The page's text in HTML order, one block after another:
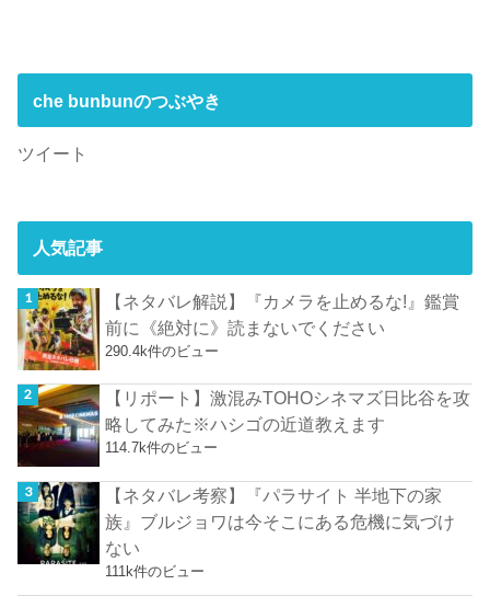
che bunbunのつぶやき
ツイート
人気記事
【ネタバレ解説】『カメラを止めるな!』鑑賞
前に《絶対に》読まないでください
290.4k件のビュー
【リポート】激混みTOHOシネマズ日比谷を攻
略してみた※ハシゴの近道教えます
114.7k件のビュー
【ネタバレ考察】『パラサイト 半地下の家
族』ブルジョワは今そこにある危機に気づけ
ない
111k件のビュー